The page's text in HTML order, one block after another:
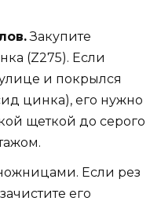
Закупите
(Z275). Если
и покрылся
цинка), его нужно
щеткой до серого
Если рез
его